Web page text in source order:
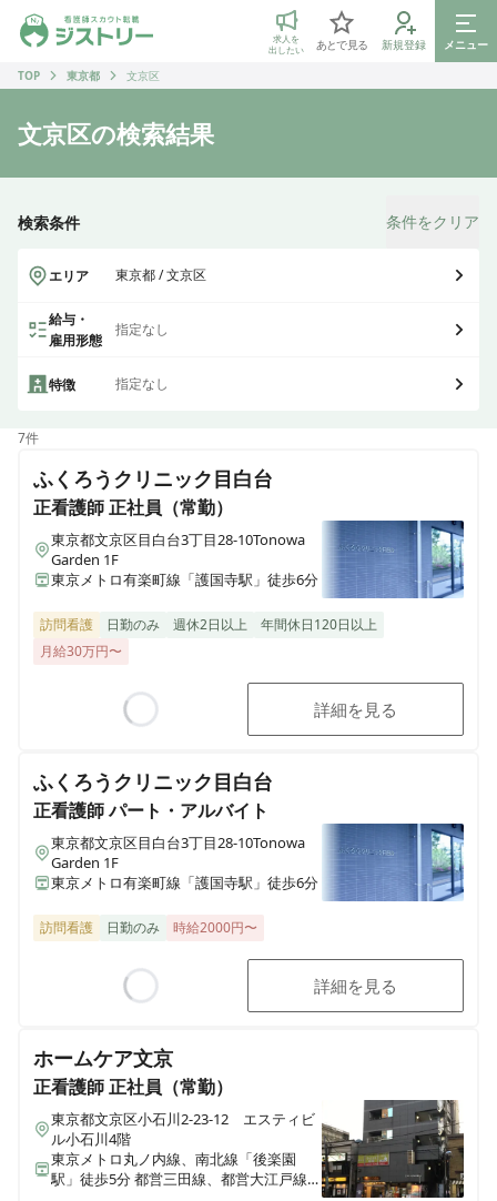
ジストリー 看護師の転職マッチング
求人を
出したい
あとで見る 新規登録
メニュー
TOP
東京都 文京区
文京区の検索結果
検索条件 条件をクリア
エリア 東京都 / 文京区
給与・
雇用形態
指定なし
特徴 指定なし
7件
ふくろうクリニック目白台
正看護師正社員（常勤）
東京都文京区目白台3丁目28-10Tonowa
Garden 1F
東京メトロ有楽町線「護国寺駅」徒歩6分
訪問看護 日勤のみ 週休2日以上
年間休日120日以上
月給30万円〜
詳細を見る
ふくろうクリニック目白台
正看護師パート・アルバイト
東京都文京区目白台3丁目28-10Tonowa
Garden 1F
東京メトロ有楽町線「護国寺駅」徒歩6分
訪問看護 日勤のみ 時給2000円〜
詳細を見る
ホームケア文京
正看護師正社員（常勤）
東京都文京区小石川2-23-12 エスティビ
ル小石川4階
東京メトロ丸ノ内線、南北線「後楽園
駅」徒歩5分 都営三田線、都営大江戸線